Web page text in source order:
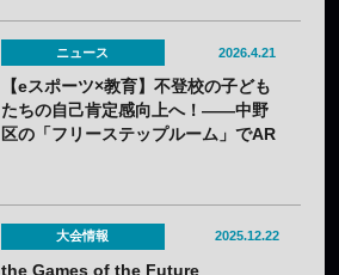
ニュース 2026.4.21
【eスポーツ×教育】不登校の子ども
たちの自己肯定感向上へ！――中野
区の「フリーステップルーム」でAR
大会情報 2025.12.22
the Games of the Future